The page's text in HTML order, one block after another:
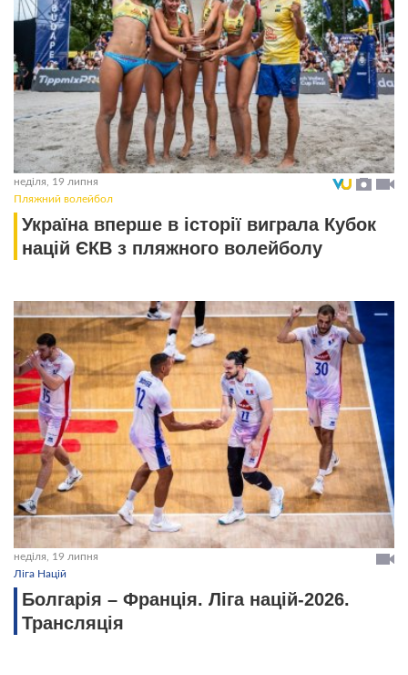
неділя, 19 липня
Пляжний волейбол
Україна вперше в історії виграла Кубок
націй ЄКВ з пляжного волейболу
неділя, 19 липня
Ліга Націй
Болгарія – Франція. Ліга націй-2026.
Трансляція